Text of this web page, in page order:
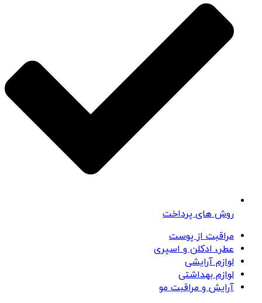
روش های پرداخت
مراقبت از پوست
عطر، ادکلن و اسپری
لوازم آرایشی
لوازم بهداشتی
آرایش و مراقبت مو